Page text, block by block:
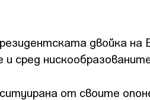
двойка на
сред
от своите